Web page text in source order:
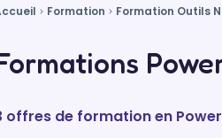
Formation Formation Outils
offres de formation en